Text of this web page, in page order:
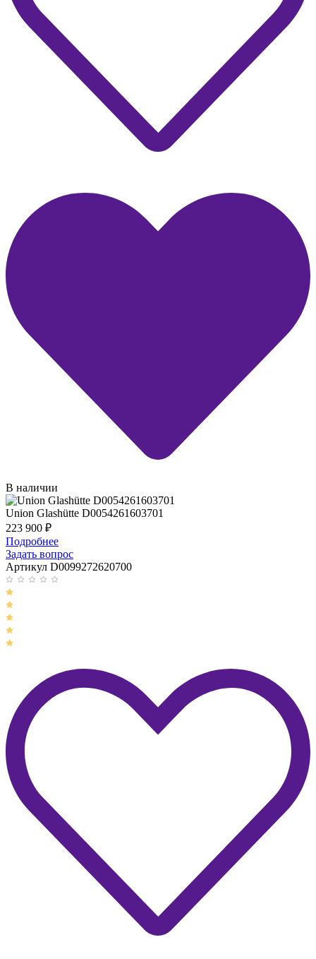
В наличии
Union Glashütte D0054261603701
223 900 ₽
Подробнее
Задать вопрос
Артикул D0099272620700